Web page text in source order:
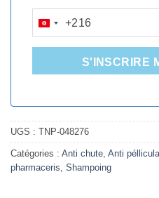
TUNISIA
+216
+216
S'INSCRIRE
UGS : TNP-048276
Catégories : Anti chute, Anti
pharmaceris, Shampoing